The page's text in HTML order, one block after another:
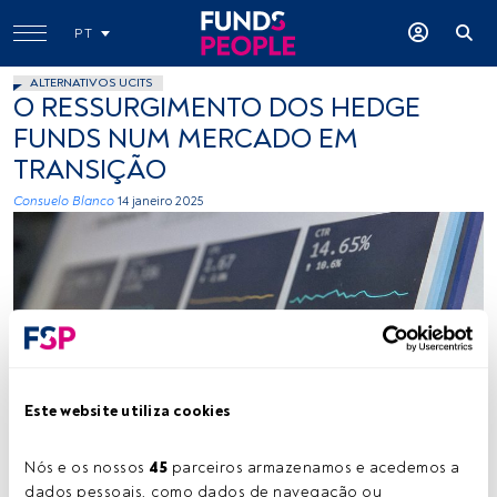
Este website utiliza cookies
Nós e os nossos 45 parceiros armazenamos e acedemos a
dados pessoais, como dados de navegação ou
PT
ALTERNATIVOS UCITS
O RESSURGIMENTO DOS HEDGE
FUNDS NUM MERCADO EM
TRANSIÇÃO
Consuelo Blanco 14 janeiro 2025
Tempo de leitura:4 min.